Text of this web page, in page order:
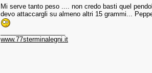
Mi serve tanto peso .... non credo basti quel
devo attaccargli su almeno altri 15 grammi...
www.77sterminalegni.it